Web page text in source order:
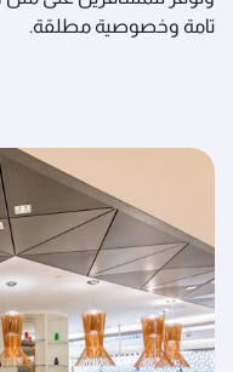
تامة وخصوصية مطلقة.